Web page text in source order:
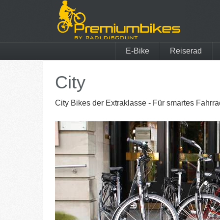
E-Bike Reiserad
Böttcher
QiO Tern
tout terrain
City
City Bikes der Extraklasse - Für smartes